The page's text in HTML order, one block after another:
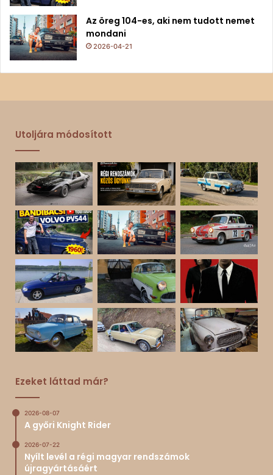
Az öreg 104-es, aki nem tudott nemet
mondani
2026-04-21
Utoljára módosított
Ezeket láttad már?
2026-08-07
A győri Knight Rider
2026-07-22
Nyílt levél a régi magyar rendszámok
újragyártásáért